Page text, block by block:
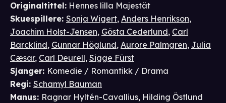
Originaltittel: Hennes lilla Majestät
Skuespillere: Sonja Wigert, Anders Henrikson,
Joachim Holst-Jensen, Gösta Cederlund, Carl
Barcklind, Gunnar Höglund, Aurore Palmgren, Julia
Cæsar, Carl Deurell, Sigge Fürst
Sjanger: Komedie / Romantikk / Drama
Regi: Schamyl Bauman
Manus: Ragnar Hyltén-Cavallius, Hilding Östlund